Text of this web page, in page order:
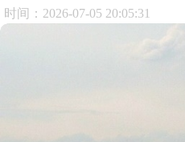
时间：2026-07-05 20:05:31